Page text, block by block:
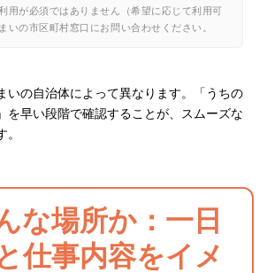
用が必須ではありません（希望に応じて利用可
いの市区町村窓口にお問い合わせください。
いの自治体によって異なります。「うちの
を早い段階で確認することが、スムーズな
な場所か：一日
仕事内容をイメ